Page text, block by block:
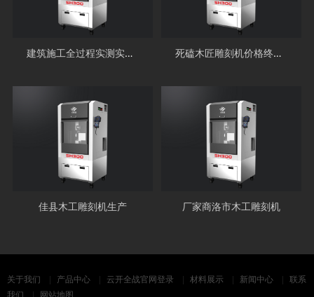
建筑施工全过程实测实量怎么做？总结到位！ 死磕木匠雕刻机价格终究会让厂家GAME OVER!
佳县木工雕刻机生产 厂家商洛市木工雕刻机
关于我们 产品中心 云开全战官网登录 材料展示 新闻中心
联系
我们
网站地图